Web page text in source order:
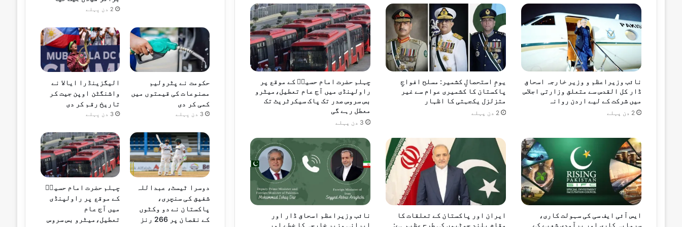
اسحاق ڈار کا مقبوضہ فلسطینی علاقوں کی بگڑتی صورتحال پر اظہارِ تشویش، اسرائیلی اقدامات کی مذمت
ر
ع
ز
م
ک
ک
ا
ق
ی
ا
م
نائب وزیراعظم و وزیر خارجہ اسحاق
ڈار کل القدس سے متعلق وزارتی اجلاس
میں شرکت کے لیے اردن روانہ
2 دن پہلے
یومِ استحصالِ کشمیر: مسلح افواجِ
پاکستان کا کشمیری عوام سے غیر
متزلزل یکجہتی کا اظہار
2 دن پہلے
چہلم حضرت امام حسینؓ کے موقع پر
راولپنڈی میں آج عام تعطیل،میٹرو
بس سروس صدر تک پاک سیکرٹریٹ تک
معطل رہے گی
3 دن پہلے
ایس آئی ایف سی کی سہولت کاری،
سرمایہ کاری اور برآمدی شعبے کے
ایران اور پاکستان کے تعلقات کا
مقام بلند چوٹیوں کی طرح عظیم ہے:
نائب وزیراعظم اسحاق ڈار اور
ایرانی وزیر خارجہ کا خطے اور
2 دن پہلے
حکومت نے پٹرولیم
مصنوعات کی قیمتوں میں
کمی کر دی
3 دن پہلے
الیگزینڈرا ایالا نے
واشنگٹن اوپن جیت کر
تاریخ رقم کر دی
3 دن پہلے
دوسرا ٹیسٹ، عبداللہ
شفیق کی سنچری،
پاکستان نے دو وکٹوں
کے نقصان پر 266 رنز
چہلم حضرت امام حسینؓ
کے موقع پر راولپنڈی
میں آج عام
تعطیل،میٹرو بس سروس